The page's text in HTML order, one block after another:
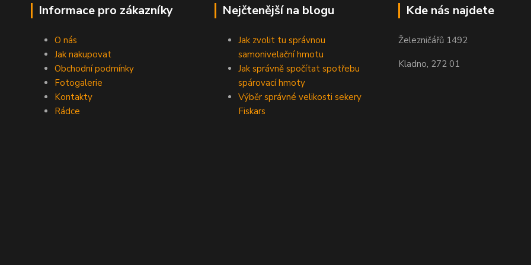
Informace pro zákazníky
O nás
Jak nakupovat
Obchodní podmínky
Fotogalerie
Kontakty
Rádce
Nejčtenější na blogu
Jak zvolit tu správnou
samonivelační hmotu
Jak správně spočítat spotřebu
spárovací hmoty
Výběr správné velikosti sekery
Fiskars
Kde nás najdete
Železničářů 1492
Kladno, 272 01